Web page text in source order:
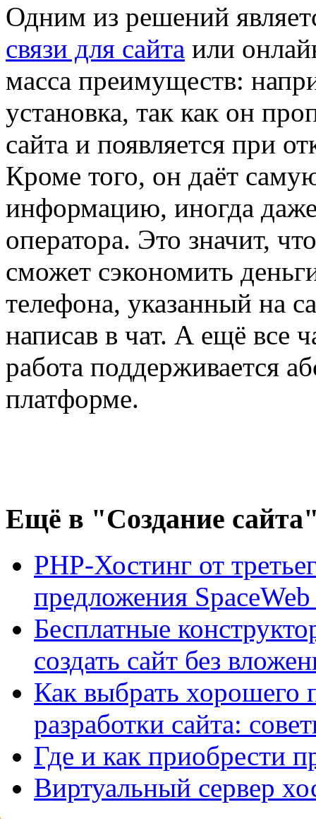
Одним из решений
связи для сайта или
масса преимуществ:
установка, так как он
сайта и появляется при
Кроме того, он даёт
информацию, иногда
оператора. Это значит,
сможет сэкономить
телефона, указанный на
написав в чат. А ещё все
работа поддерживается
платформе.
Ещё в "Создание
PHP-Хостинг от
предложения
Бесплатные
создать сайт без
Как выбрать хорошего
разработки сайта:
Где и как приобрести
Виртуальный сервер